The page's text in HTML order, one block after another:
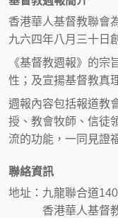
香港華人基督教聯會
九六四年八月三十日
《基督教週報》的宗
性；及宣揚基督教真
週報內容包括報道教
授、教會牧師、信徒
流的功能，一同見證
聯絡資訊
地址：九龍聯合道
香港華人基督教